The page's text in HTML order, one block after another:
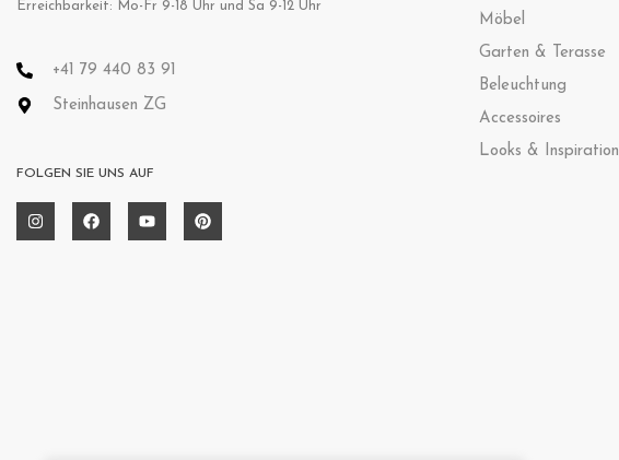
Erreichbarkeit: Mo-Fr 9-18 Uhr und Sa 9-12 Uhr
+41 79 440 83 91
Steinhausen ZG
FOLGEN SIE UNS AUF
Möbel
Garten & Terasse
Beleuchtung
Accessoires
Looks & Inspiration